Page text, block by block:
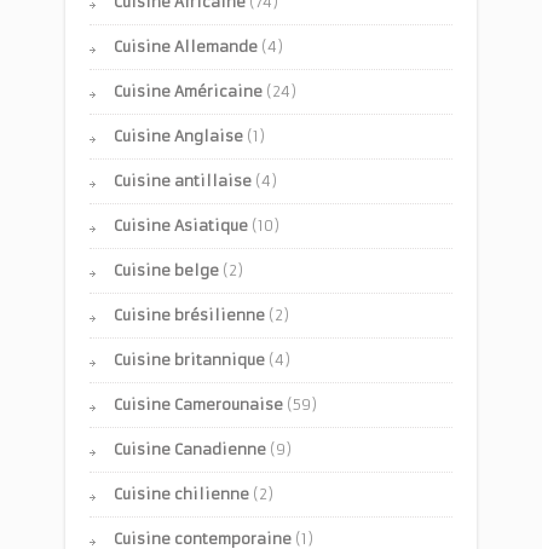
Cuisine Allemande (4)
Cuisine Américaine (24)
Cuisine Anglaise (1)
Cuisine antillaise (4)
Cuisine Asiatique (10)
Cuisine belge (2)
Cuisine brésilienne (2)
Cuisine britannique (4)
Cuisine Camerounaise (59)
Cuisine Canadienne (9)
Cuisine chilienne (2)
Cuisine contemporaine (1)